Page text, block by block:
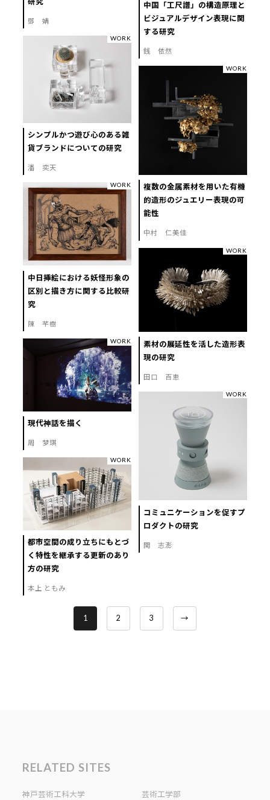
鄧 婧
中国「工尺譜」の構造原理と
ビジュアルデザイン表現に関
する研究
銭 依然
WORK
シンプルかつ遊び心のある雑
貨ブランドについての研究
潘 奕天
WORK
複数の金属素材を用いた有機
的造形のジュエリー表現の可
能性
中村 仁美佳
WORK
中日挿絵における妖怪形象の
区別と描き方に関する比較研
究
陳 芊樹
WORK
素材の展延性を活した造形表
現の研究
田口 百恵
WORK
現代神話を描く
周 梦琪
WORK
コミュニケーションを促すプ
ロダクトの研究
関 志澎
WORK
都市空間の成り立ちにもとづ
く特性を継承する更新のあり
方の研究
本上 ともみ
1 2 3 →
RELATED SITES
神戸芸術工科大学 芸術工学部